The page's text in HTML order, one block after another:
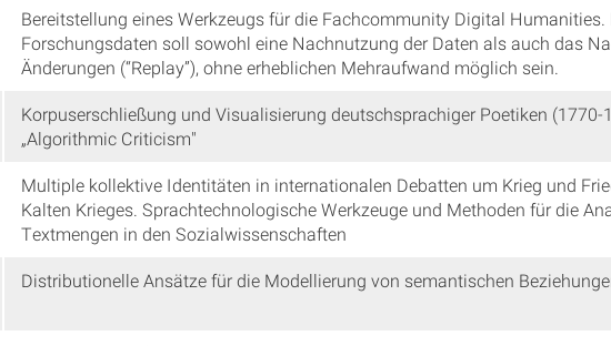
Bereitstellung eines Werkzeugs für die Fachcommunity Digital
Forschungsdaten soll sowohl eine Nachnutzung der Daten als auch das
Änderungen (“Replay”), ohne erheblichen Mehraufwand möglich sein.
Korpuserschließung und Visualisierung deutschsprachiger Poetiken (1770-
„Algorithmic Criticism"
Multiple kollektive Identitäten in internationalen Debatten um Krieg und
Kalten Krieges. Sprachtechnologische Werkzeuge und Methoden für die
Textmengen in den Sozialwissenschaften
Distributionelle Ansätze für die Modellierung von semantischen